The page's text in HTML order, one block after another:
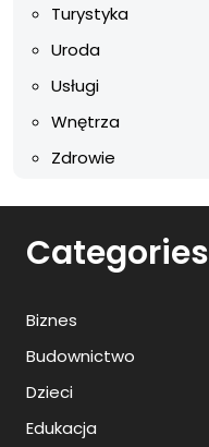
Turystyka
Uroda
Usługi
Wnętrza
Zdrowie
Categories
Biznes
Budownictwo
Dzieci
Edukacja